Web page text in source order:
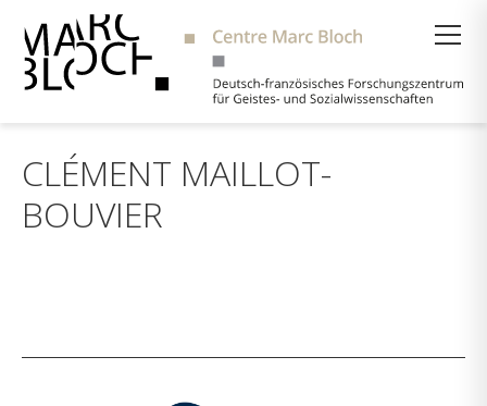
CLÉMENT MAILLOT-
BOUVIER